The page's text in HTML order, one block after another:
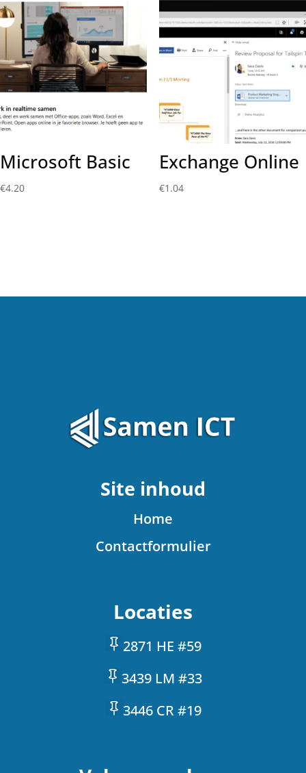
Microsoft Basic
€4.20
Exchange Online
€1.04
Site inhoud
Home
Contactformulier
Locaties
2871 HE #59
3439 LM #33
3446 CR #19